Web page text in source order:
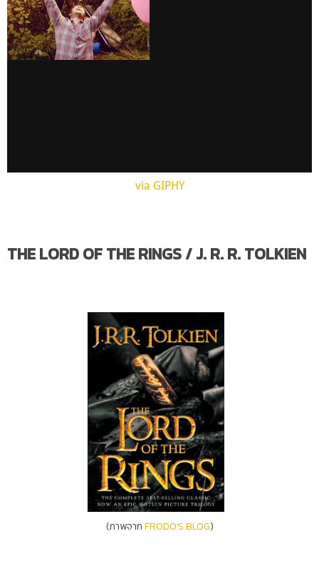
via GIPHY
THE LORD OF THE RINGS / J. R. R. TOLKIEN
(ภาพจากFRODO'S BLOG)